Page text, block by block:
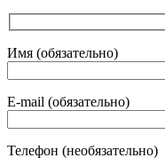
Имя (обязательно)
E-mail (обязательно)
Телефон (необязательно)